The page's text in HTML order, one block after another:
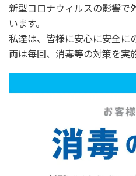
新型コロナウィルスの影響で
います。
私達は、皆様に安心に安全に
両は毎回、消毒等の対策を実